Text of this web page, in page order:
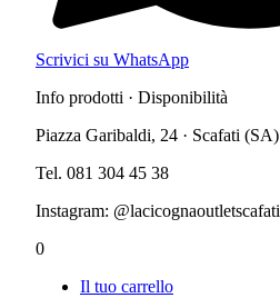
Scrivici su WhatsApp
Info prodotti · Disponibilità
Piazza Garibaldi, 24 · Scafati (SA)
Tel. 081 304 45 38
Instagram: @lacicognaoutletscafati
0
Il tuo carrello